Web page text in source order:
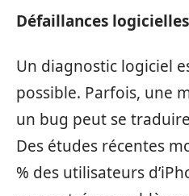
Défaillances logicielles
Un diagnostic logiciel
possible. Parfois, une
un bug peut se
Des études récentes
% des utilisateurs